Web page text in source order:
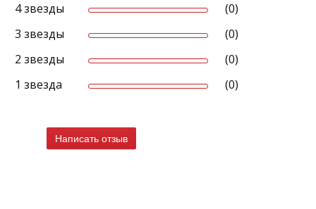
4 звезды
(0)
3 звезды
(0)
2 звезды
(0)
1 звезда
(0)
Написать отзыв